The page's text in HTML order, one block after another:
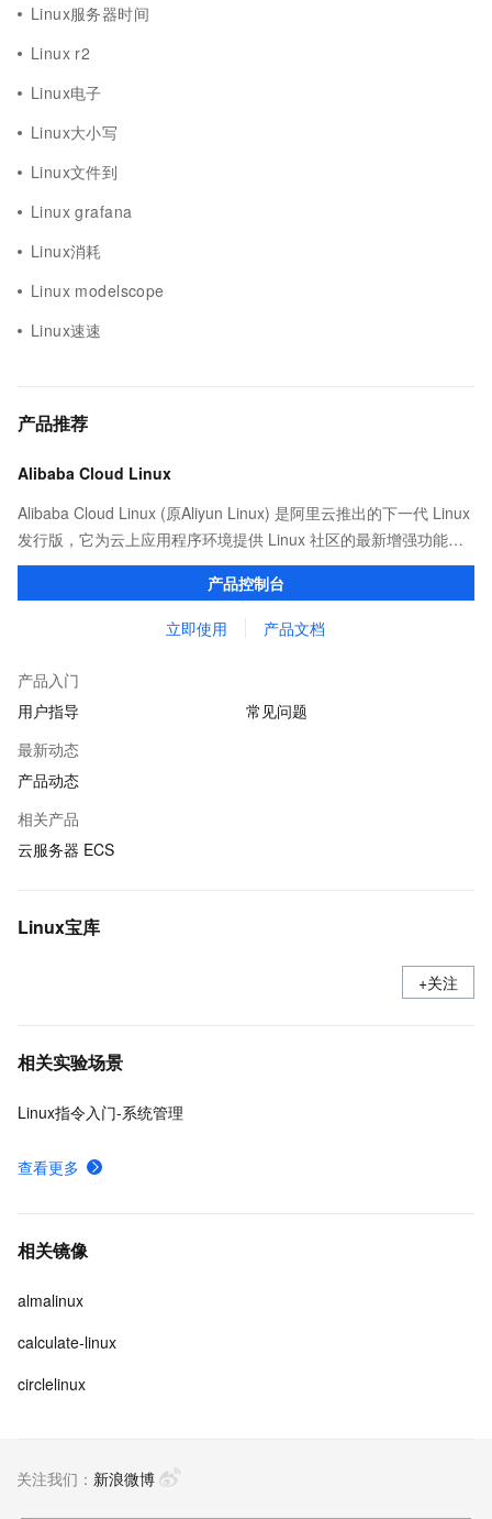
Linux服务器时间
Linux r2
Linux电子
Linux大小写
Linux文件到
Linux grafana
Linux消耗
Linux modelscope
Linux速速
产品推荐
Alibaba Cloud Linux
Alibaba Cloud Linux (原Aliyun Linux) 是阿里云推出的下一代 Linux
发行版，它为云上应用程序环境提供 Linux 社区的最新增强功能，
在提供云上最佳用户体验的同时，也针对阿里云基础设施做了深度
产品控制台
立即使用 产品文档
产品入门
用户指导
常见问题
最新动态
产品动态
相关产品
云服务器 ECS
Linux宝库
+关注
相关实验场景
Linux指令入门-系统管理
查看更多
相关镜像
almalinux
calculate-linux
circlelinux
关注我们： 新浪微博